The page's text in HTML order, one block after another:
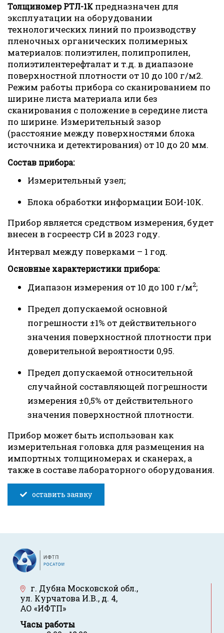
Толщиномер РТЛ-1К предназначен для
эксплуатации на оборудовании
технологических линий по производству
пленочных органических полимерных
материалов: полиэтилен, полипропилен,
полиэтилентерефталат и т.д. в диапазоне
поверхностной плотности от 10 до 100 г/м2.
Режим работы прибора со сканированием по
ширине листа материала или без
сканирования с положение в середине листа
по ширине. Измерительный зазор
(расстояние между поверхностями блока
источника и детектирования) от 10 до 20 мм.
Состав прибора:
Измерительный узел;
Блока обработки информации БОИ-10К.
Прибор является средством измерения, будет
внесен в госреестр СИ в 2023 году.
Интервал между поверками – 1 год.
Основные характеристики прибора:
Диапазон измерения от 10 до 100 г/м2;
Предел допускаемой основной
погрешности ±1% от действительного
значения поверхностной плотности при
доверительной вероятности 0,95.
Предел допускаемой относительной
случайной составляющей погрешности
измерения ±0,5% от действительного
значения поверхностной плотности.
Прибор может быть использован как
измерительная головка для размещения на
импортных толщиномерах и сканерах, а
также в составе лабораторного оборудования.
оставить заявку
г. Дубна Московской обл.,
ул. Курчатова И.В., д. 4,
АО «ИФТП»
Часы работы